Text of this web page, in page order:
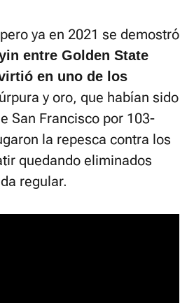
ya en 2021 se demostró
entre Golden State
en uno de los
y oro, que habían sido
San Francisco por 103-
la repesca contra los
quedando eliminados
regular.